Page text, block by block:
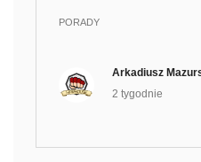
PORADY
Arkadiusz
2 tygodnie